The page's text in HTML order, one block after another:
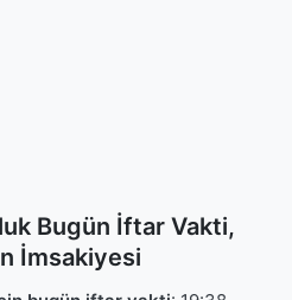
Bugün İftar Vakti,
İmsakiyesi